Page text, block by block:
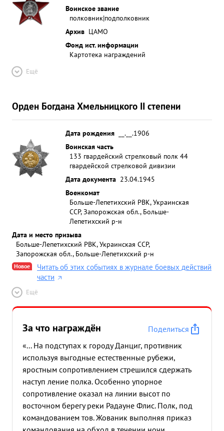
Воинское звание
полковник|подполковник
Архив ЦАМО
Фонд ист. информации
Картотека награждений
Ещё
Орден Богдана Хмельницкого II степени
Дата рождения
__.__.1906
Воинская часть
133 гвардейский стрелковый полк 44
гвардейской стрелковой дивизии
Дата документа 23.04.1945
Военкомат
Больше-Лепетихский РВК, Украинская
ССР, Запорожская обл., Больше-
Лепетихский р-н
Дата и место призыва
Больше-Лепетихский РВК, Украинская ССР,
Запорожская обл., Больше-Лепетихский р-н
Новое
Читать об этих событиях в журнале боевых действий
части
Ещё
За что награждён
Поделиться
«... На подступах к городу Данциг, противник
используя выгодные естественные рубежи,
яростным сопротивлением стрешился сдержать
наступ ление полка. Особенно упорное
сопротивление оказал на линии высот по
восточном берегу реки Радауне Флис. Полк, под
командованием тов. Жованик выполняя приказ